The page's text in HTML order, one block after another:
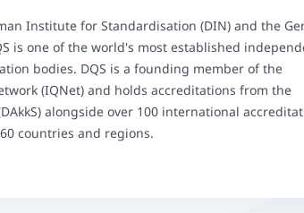
Institute for Standardisation (DIN) and the
is one of the world's most established
bodies. DQS is a founding member of the
(IQNet) and holds accreditations from the
alongside over 100 international
countries and regions.